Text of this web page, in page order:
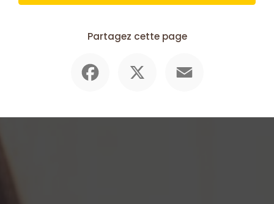
Partagez cette page